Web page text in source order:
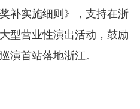
补实施细则》，支持在浙
型营业性演出活动，鼓励
演首站落地浙江。